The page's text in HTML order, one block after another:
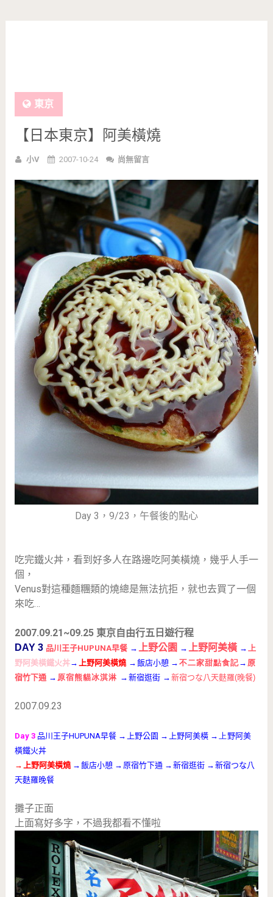
東京
【日本東京】阿美橫燒
小V 2007-10-24 尚無留言
Day 3，9/23，午餐後的點心
吃完鐵火丼，看到好多人在路邊吃阿美橫燒，幾乎人手一
個，
Venus對這種麵糰類的燒總是無法抗拒，就也去買了一個
來吃…
2007.09.21~09.25 東京自由行五日遊行程
DAY3 品川王子HUPUNA早餐 → 上野公園 → 上野阿美橫 → 上
野阿美橫鐵火丼→ 上野阿美橫燒 → 飯店小憩 → 不二家甜點食記→ 原
宿竹下通 → 原宿熊貓冰淇淋 → 新宿逛街 → 新宿つな八天麩羅(晚餐)
2007.09.23
Day 3 品川王子HUPUNA早餐 → 上野公園 → 上野阿美橫 →上野阿美
橫鐵火丼
→ 上野阿美橫燒 → 飯店小憩 → 原宿竹下通 → 新宿逛街 → 新宿つな八
天麩羅晚餐
攤子正面
上面寫好多字，不過我都看不懂啦